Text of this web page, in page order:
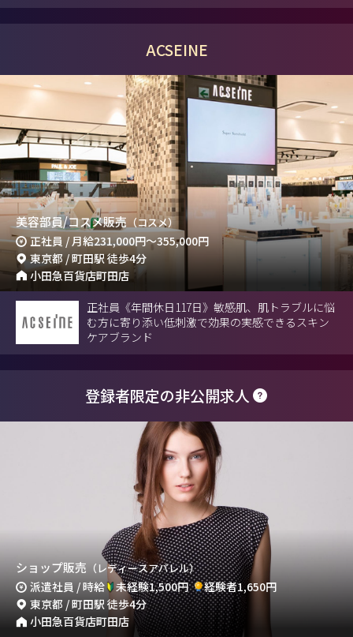
ACSEINE
美容部員/コスメ販売 （コスメ）
正社員 / 月給231,000円～355,000円
東京都 / 町田駅 徒歩4分
小田急百貨店町田店
正社員《年間休日117日》敏感肌、肌トラブルに悩
む方に寄り添い低刺激で効果の実感できるスキン
ケアブランド
登録者限定の非公開求人
ショップ販売 （レディースアパレル）
派遣社員 / 時給 未経験1,500円
経験者1,650円
東京都 / 町田駅 徒歩4分
小田急百貨店町田店